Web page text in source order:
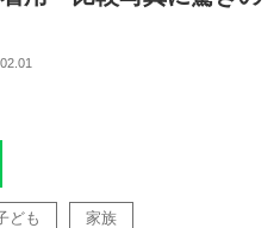
ども 家族